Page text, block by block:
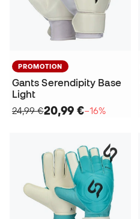
PROMOTION
Gants Serendipity Base
Light
24,99 €20,99 €−16%